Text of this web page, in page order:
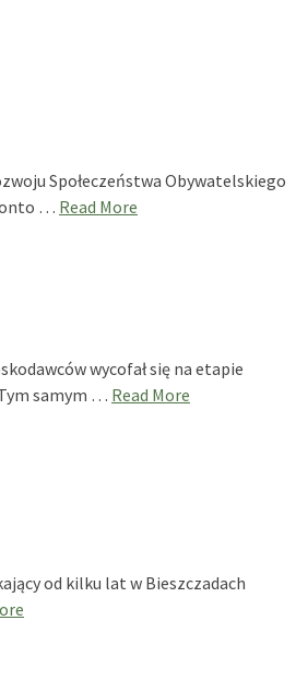
Społeczeństwa Obywatelskiego
… Read More
wycofał się na etapie
samym … Read More
od kilku lat w Bieszczadach